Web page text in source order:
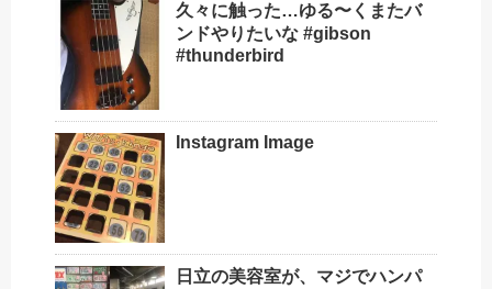
久々に触った…ゆる〜くまたバ
ンドやりたいな #gibson
#thunderbird
Instagram Image
日立の美容室が、マジでハンパ